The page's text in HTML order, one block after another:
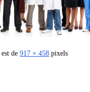
de917 × 458 pixels